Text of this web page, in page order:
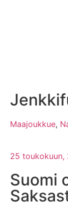
Maajoukkue,
25 toukokuun,
Suomi